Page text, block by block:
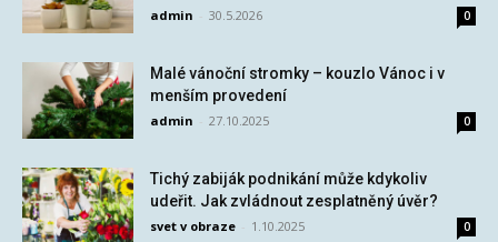
admin 30.5.2026 0
Malé vánoční stromky – kouzlo Vánoc i v
menším provedení
admin 27.10.2025 0
Tichý zabiják podnikání může kdykoliv
udeřit. Jak zvládnout zesplatněný úvěr?
svet v obraze 1.10.2025 0